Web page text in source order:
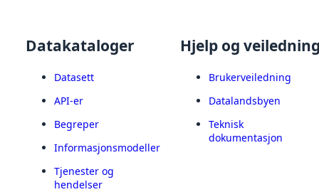
Datakataloger
Datasett
API-er
Begreper
Informasjonsmodeller
Tjenester og
hendelser
Hjelp og
Brukerveiledning
Datalandsbyen
Teknisk
dokumentasjon